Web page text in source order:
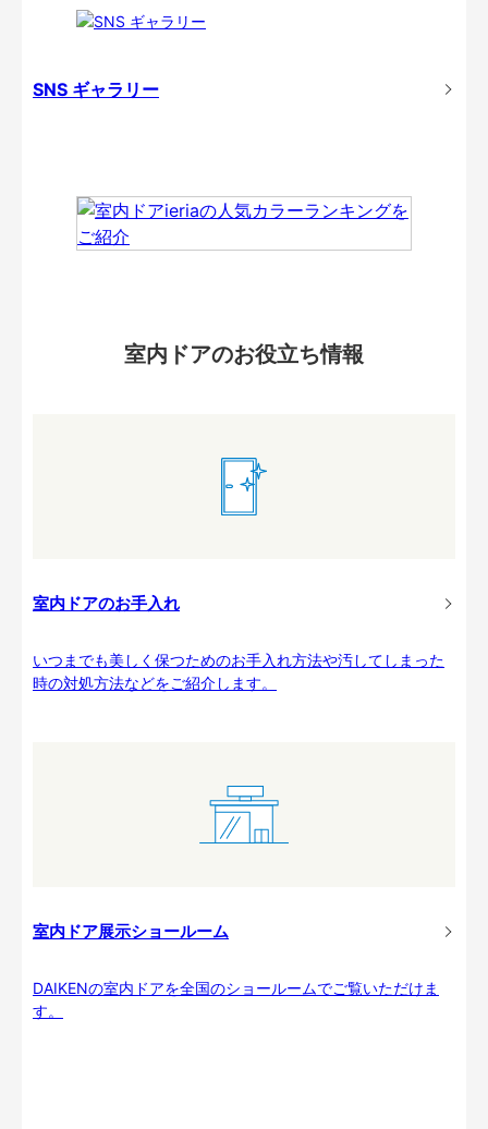
SNS ギャラリー
室内ドアのお役立ち情報
室内ドアのお手入れ
いつまでも美しく保つためのお手入れ方法や汚してしまった
時の対処方法などをご紹介します。
室内ドア展示ショールーム
DAIKENの室内ドアを全国のショールームでご覧いただけま
す。